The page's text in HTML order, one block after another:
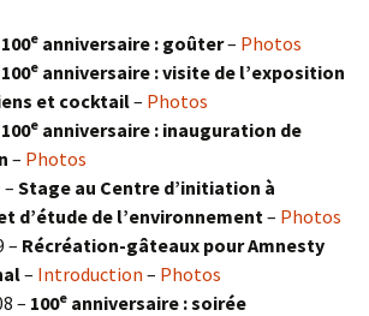
100e anniversaire : goûter– Photos
100e anniversaire : visite de l’exposition
et cocktail– Photos
100e anniversaire : inauguration de
– Photos
Stage au Centre d’initiation à
d’étude de l’environnement – Photos
– Récréation-gâteaux pour Amnesty
– Introduction – Photos
– 100e anniversaire : soirée